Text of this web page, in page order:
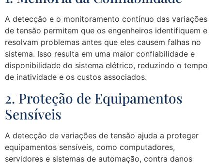
A detecção e o monitoramento contínuo das variações
de tensão permitem que os engenheiros identifiquem e
resolvam problemas antes que eles causem falhas no
sistema. Isso resulta em uma maior confiabilidade e
disponibilidade do sistema elétrico, reduzindo o tempo
de inatividade e os custos associados.
2. Proteção de Equipamentos
Sensíveis
A detecção de variações de tensão ajuda a proteger
equipamentos sensíveis, como computadores,
servidores e sistemas de automação, contra danos